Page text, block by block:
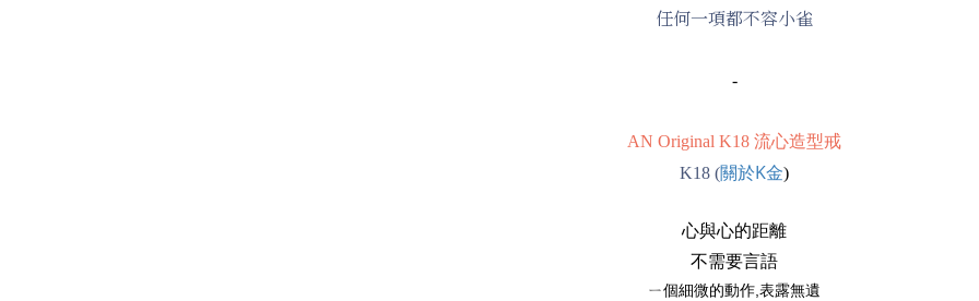
任何一項都不容小雀
-
AN Original K18 流心造型戒
K18 (關於K金)
心與心的距離
不需要言語
ㄧ個細微的動作,表露無遺